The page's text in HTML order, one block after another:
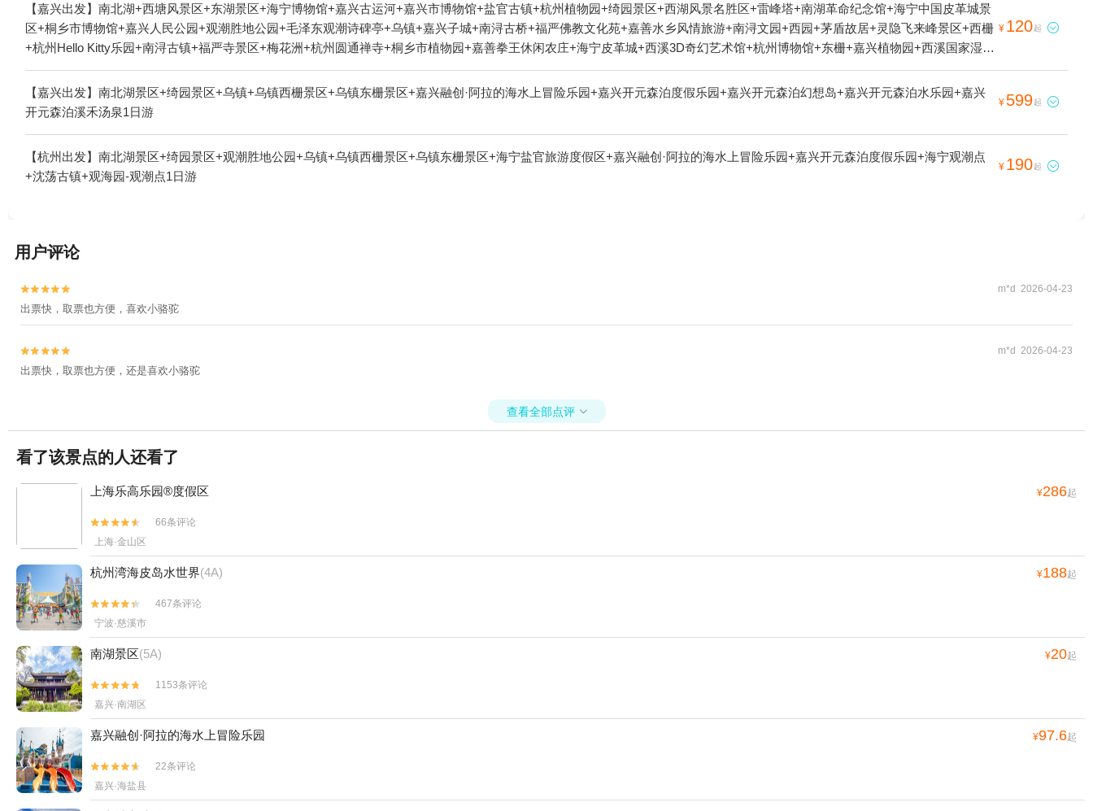
【嘉兴出发】南北湖+西塘风景区+东湖景区+海宁博物馆+嘉兴古运河+嘉兴市博物馆+盐官古镇+杭州植物园+绮园景区+西湖风景名胜区+雷峰塔+南湖革命纪念馆+海宁中国皮革城景
区+桐乡市博物馆+嘉兴人民公园+观潮胜地公园+毛泽东观潮诗碑亭+乌镇+嘉兴子城+南浔古桥+福严佛教文化苑+嘉善水乡风情旅游+南浔文园+西园+茅盾故居+灵隐飞来峰景区+西栅
+杭州Hello Kitty乐园+南浔古镇+福严寺景区+梅花洲+杭州圆通禅寺+桐乡市植物园+嘉善拳王休闲农庄+海宁皮革城+西溪3D奇幻艺术馆+杭州博物馆+东栅+嘉兴植物园+西溪国家湿地
公园+嘉善大云+萧山钱江观潮城+海宁潮+云澜湾景区+西溪黑根蜡像馆+嘉兴清池温泉+梅花洲水上乐园+西溪草堂+嘉兴南北湖嘉蔓基基地+TT野战真人CS(西溪店)+歌斐颂巧克力小
镇+尖山高尔夫+球幕体验馆+嘉兴喜洋洋儿童乐园+西溪湿地印象摇橹船+西溪庄园+南浔金海湾游泳馆+猎鹰CS野战（西溪湿地）+乌镇华庄生态园+云澜湾·四季花海乐园+西塘本地
玩乐+乌镇一日游+西溪天堂商业街+灵隐寺+乌村+南浔古镇冰雪世界+海宁嘉年华+海宁硖石灯会+新西塘越里+中国邮政(乌镇邮局)+嘉兴欢乐世界+云澜湾温泉+杭州宋城+嘉兴海底世
车露营地+海宁游乐园+飞来峰+乌镇游船+南浔古镇游船+西栅夜游+乌镇互联网国际会展中心+濮院时尚古镇+乌镇有戏FUN+嘉兴画院+灵隐飞来峰-凉亭+西溪城市文化公园+嘉兴美
术馆+星零界(南浔古镇）+盐官潮乐之城+嘉兴开元森泊度假乐园+观潮城+飞来峰造像+大尖山景区+海宁皮革博物馆+西溪湿地董湾+南浔古镇白金水上营地+嘉兴开元森泊幻想岛+嘉
¥ 120起 
【嘉兴出发】南北湖景区+绮园景区+乌镇+乌镇西栅景区+乌镇东栅景区+嘉兴融创·阿拉的海水上冒险乐园+嘉兴开元森泊度假乐园+嘉兴开元森泊幻想岛+嘉兴开元森泊水乐园+嘉兴
开元森泊溪禾汤泉1日游
¥ 599起 
【杭州出发】南北湖景区+绮园景区+观潮胜地公园+乌镇+乌镇西栅景区+乌镇东栅景区+海宁盐官旅游度假区+嘉兴融创·阿拉的海水上冒险乐园+嘉兴开元森泊度假乐园+海宁观潮点
+沈荡古镇+观海园-观潮点1日游
¥ 190起 
用户评论

 m*d 2026-04-23
出票快，取票也方便，喜欢小骆驼

 m*d 2026-04-23
出票快，取票也方便，还是喜欢小骆驼
查看全部点评 
看了该景点的人还看了
上海乐高乐园®度假区 ¥286起


66条评论
上海·金山区
杭州湾海皮岛水世界(4A) ¥188起


467条评论
宁波·慈溪市
南湖景区(5A) ¥20起


1153条评论
嘉兴·南湖区
嘉兴融创·阿拉的海水上冒险乐园 ¥97.6起


22条评论
嘉兴·海盐县